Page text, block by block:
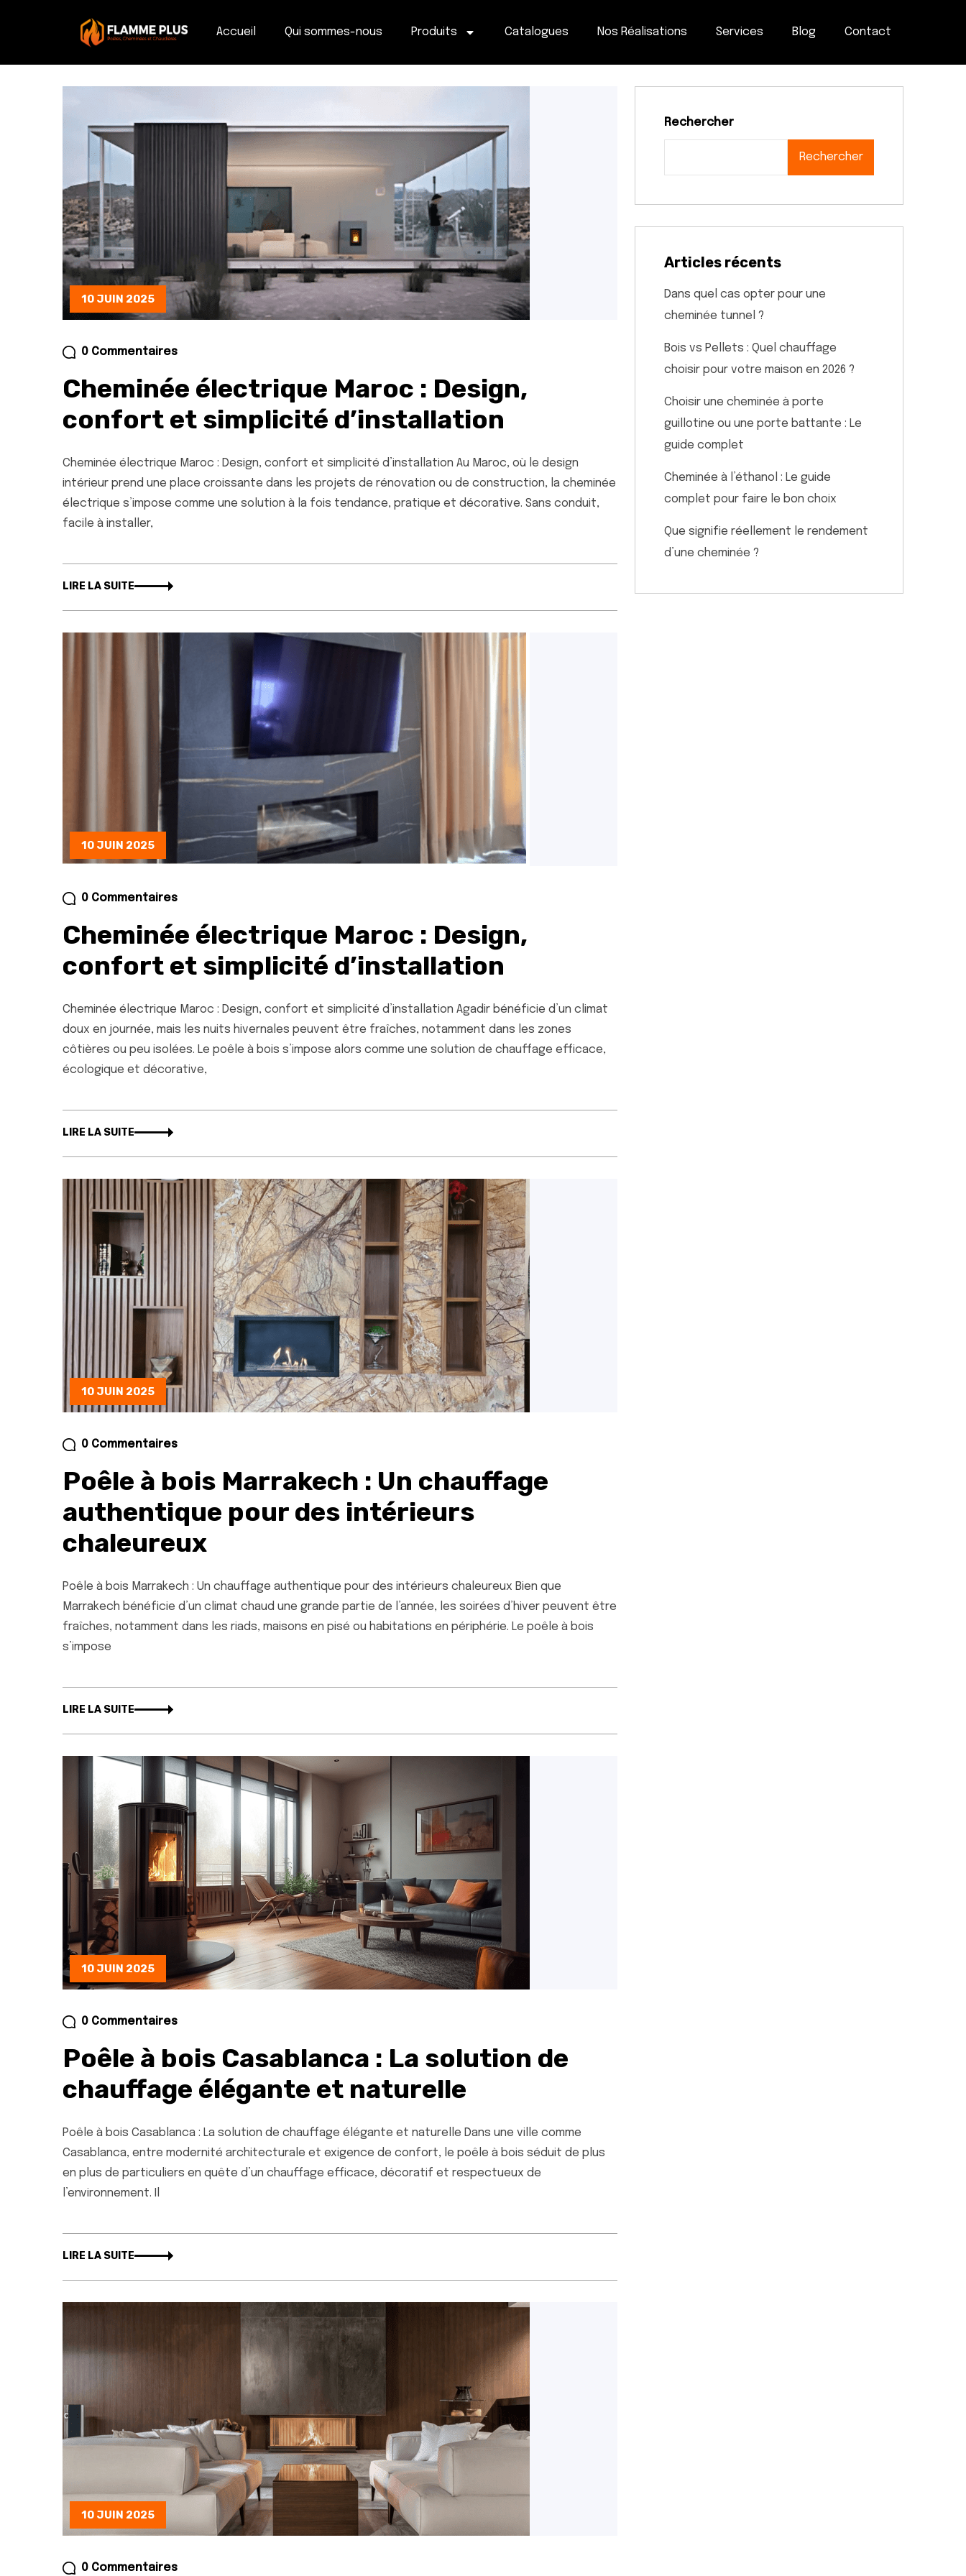
Accueil Qui sommes-nous Produits Catalogues Nos Réalisations Services Blog Contact
10 JUIN 2025
0 Commentaires
Cheminée électrique Maroc : Design,
confort et simplicité d’installation
Cheminée électrique Maroc : Design, confort et simplicité d’installation Au Maroc, où le design
intérieur prend une place croissante dans les projets de rénovation ou de construction, la cheminée
électrique s’impose comme une solution à la fois tendance, pratique et décorative. Sans conduit,
facile à installer,
LIRE LA SUITE
10 JUIN 2025
0 Commentaires
Cheminée électrique Maroc : Design,
confort et simplicité d’installation
Cheminée électrique Maroc : Design, confort et simplicité d’installation Agadir bénéficie d’un climat
doux en journée, mais les nuits hivernales peuvent être fraîches, notamment dans les zones
côtières ou peu isolées. Le poêle à bois s’impose alors comme une solution de chauffage efficace,
écologique et décorative,
LIRE LA SUITE
10 JUIN 2025
0 Commentaires
Poêle à bois Marrakech : Un chauffage
authentique pour des intérieurs
chaleureux
Poêle à bois Marrakech : Un chauffage authentique pour des intérieurs chaleureux Bien que
Marrakech bénéficie d’un climat chaud une grande partie de l’année, les soirées d’hiver peuvent être
fraîches, notamment dans les riads, maisons en pisé ou habitations en périphérie. Le poêle à bois
s’impose
LIRE LA SUITE
10 JUIN 2025
0 Commentaires
Poêle à bois Casablanca : La solution de
chauffage élégante et naturelle
Poêle à bois Casablanca : La solution de chauffage élégante et naturelle Dans une ville comme
Casablanca, entre modernité architecturale et exigence de confort, le poêle à bois séduit de plus
en plus de particuliers en quête d’un chauffage efficace, décoratif et respectueux de
l’environnement. Il
LIRE LA SUITE
10 JUIN 2025
0 Commentaires
Rechercher
Rechercher
Articles récents
Dans quel cas opter pour une
cheminée tunnel ?
Bois vs Pellets : Quel chauffage
choisir pour votre maison en 2026 ?
Choisir une cheminée à porte
guillotine ou une porte battante : Le
guide complet
Cheminée à l’éthanol : Le guide
complet pour faire le bon choix
Que signifie réellement le rendement
d’une cheminée ?